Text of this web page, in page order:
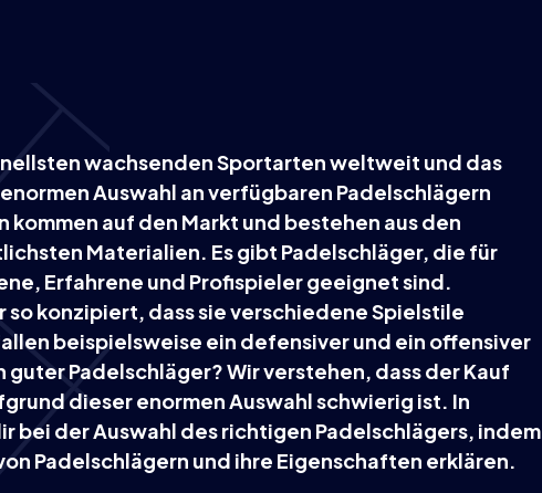
wachsenden Sportarten weltweit und das
Auswahl an verfügbaren Padelschlägern
kommen auf den Markt und bestehen aus den
Materialien. Es gibt Padelschläger, die für
Erfahrene und Profispieler geeignet sind.
so konzipiert, dass sie verschiedene Spielstile
beispielsweise ein defensiver und ein offensiver
guter Padelschläger? Wir verstehen, dass der Kauf
dieser enormen Auswahl schwierig ist. In
bei der Auswahl des richtigen Padelschlägers, indem
Padelschlägern und ihre Eigenschaften erklären.